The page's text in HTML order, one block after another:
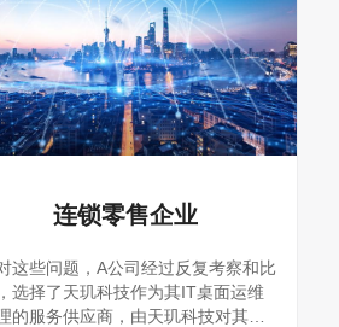
连锁零售企业
这些问题，A公司经过反复考察和比
选择了天玑科技作为其IT桌面运维
的服务供应商，由天玑科技对其各